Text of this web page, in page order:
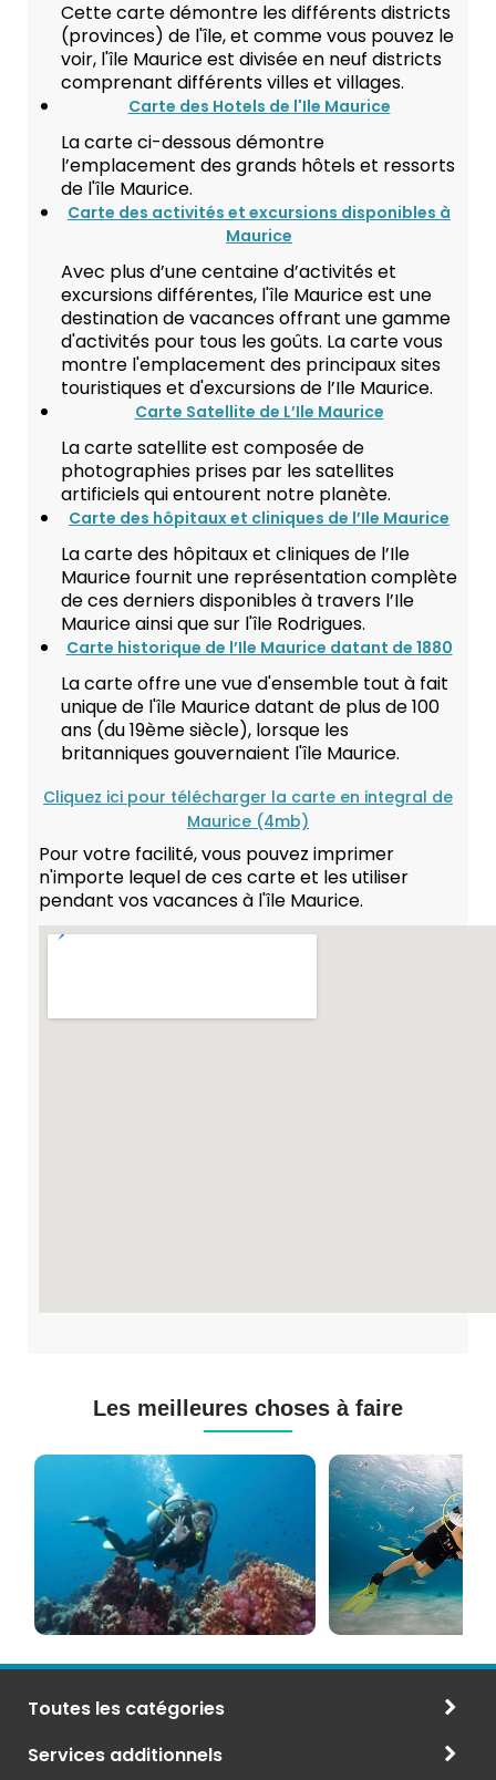
Cette carte démontre les différents districts
(provinces) de l'île, et comme vous pouvez le
voir, l'île Maurice est divisée en neuf districts
comprenant différents villes et villages.
Carte des Hotels de l'Ile Maurice
La carte ci-dessous démontre
l’emplacement des grands hôtels et ressorts
de l'île Maurice.
Carte des activités et excursions disponibles à
Maurice
Avec plus d’une centaine d’activités et
excursions différentes, l'île Maurice est une
destination de vacances offrant une gamme
d'activités pour tous les goûts. La carte vous
montre l'emplacement des principaux sites
touristiques et d'excursions de l’Ile Maurice.
Carte Satellite de L’Ile Maurice
La carte satellite est composée de
photographies prises par les satellites
artificiels qui entourent notre planète.
Carte des hôpitaux et cliniques de l’Ile Maurice
La carte des hôpitaux et cliniques de l’Ile
Maurice fournit une représentation complète
de ces derniers disponibles à travers l’Ile
Maurice ainsi que sur l'île Rodrigues.
Carte historique de l’Ile Maurice datant de 1880
La carte offre une vue d'ensemble tout à fait
unique de l'île Maurice datant de plus de 100
ans (du 19ème siècle), lorsque les
britanniques gouvernaient l'île Maurice.
Cliquez ici pour télécharger la carte en integral de
Maurice (4mb)
Pour votre facilité, vous pouvez imprimer
n'importe lequel de ces carte et les utiliser
pendant vos vacances à l'île Maurice.
Les meilleures choses à faire
de
Sous-
marine
à
Maurice
Toutes les catégories
Services additionnels